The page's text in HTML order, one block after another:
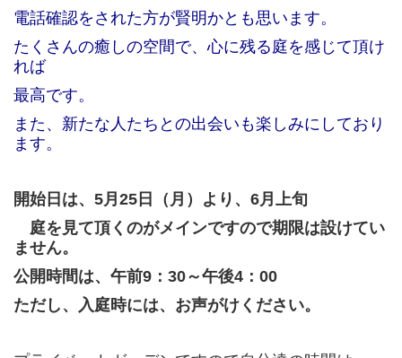
電話確認をされた方が賢明かとも思います。
たくさんの癒しの空間で、心に残る庭を感じて頂け
れば
最高です。
また、新たな人たちとの出会いも楽しみにしており
ます。
開始日は、5月25日（月）より、6月上旬
庭を見て頂くのがメインですので期限は設けてい
ません。
公開時間は、午前9：30～午後4：00
ただし、入庭時には、お声がけください。